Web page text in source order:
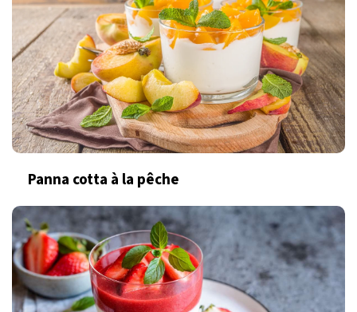
Panna cotta à la pêche